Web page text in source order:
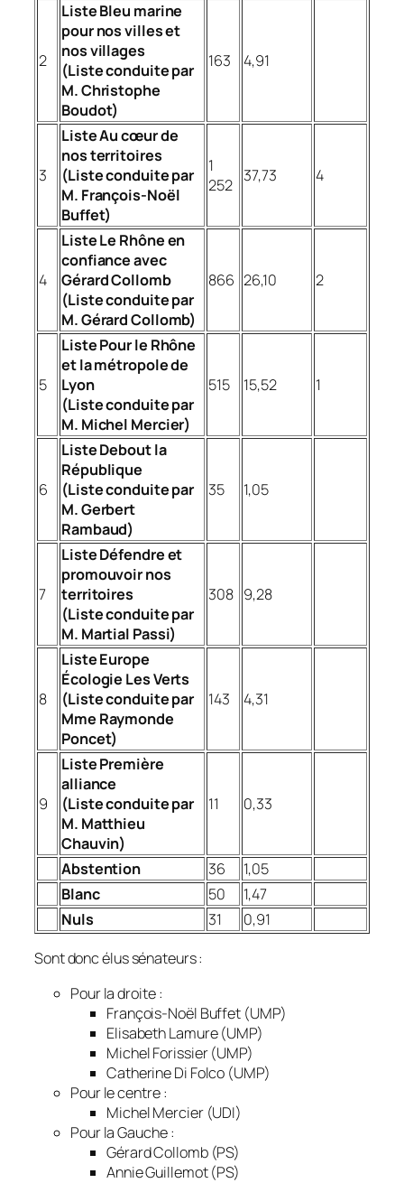
2
Liste Bleu marine
pour nos villes et
nos villages
(Liste conduite par
M. Christophe
Boudot)
163 4,91
3
Liste Au cœur de
nos territoires
(Liste conduite par
M. François-Noël
Buffet)
1
252
37,73 4
4
Liste Le Rhône en
confiance avec
Gérard Collomb
(Liste conduite par
M. Gérard Collomb)
866 26,10 2
5
Liste Pour le Rhône
et la métropole de
Lyon
(Liste conduite par
M. Michel Mercier)
515 15,52 1
6
Liste Debout la
République
(Liste conduite par
M. Gerbert
Rambaud)
35 1,05
7
Liste Défendre et
promouvoir nos
territoires
(Liste conduite par
M. Martial Passi)
308 9,28
8
Liste Europe
Écologie Les Verts
(Liste conduite par
Mme Raymonde
Poncet)
143 4,31
9
Liste Première
alliance
(Liste conduite par
M. Matthieu
Chauvin)
11 0,33
Abstention 36
1,05
Blanc
50
1,47
Nuls
31
0,91
Sont donc élus sénateurs :
Pour la droite :
François-Noël Buffet (UMP)
Elisabeth Lamure(UMP)
Michel Forissier(UMP)
Catherine Di Folco (UMP)
Pour le centre :
Michel Mercier (UDI)
Pour la Gauche :
Gérard Collomb (PS)
Annie Guillemot(PS)